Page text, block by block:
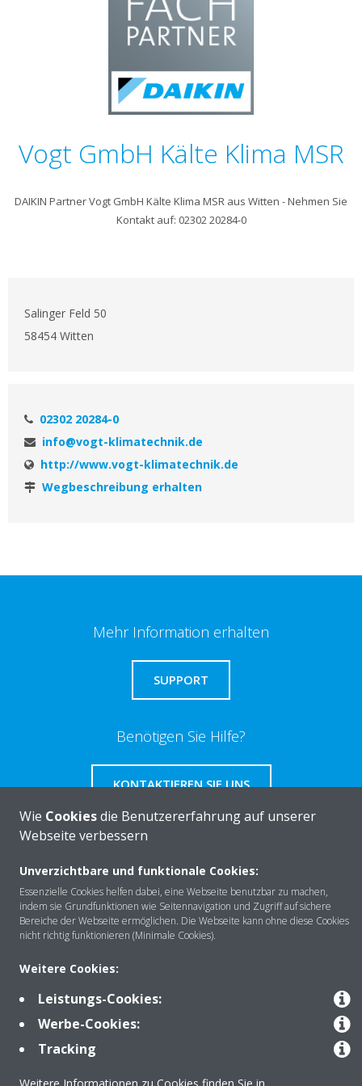
Vogt GmbH Kälte Klima MSR
DAIKIN Partner Vogt GmbH Kälte Klima MSR aus Witten - Nehmen Sie
Kontakt auf: 02302 20284-0
Salinger Feld 50
58454 Witten
02302 20284-0
info@vogt-klimatechnik.de
http://www.vogt-klimatechnik.de
Wegbeschreibung erhalten
Mehr Information erhalten
SUPPORT
Benötigen Sie Hilfe?
KONTAKTIEREN SIE UNS
Über DAIKIN
Anwendungsbereiche
Kontakt
Wie Cookiesdie Benutzererfahrung auf unserer
Webseite verbessern
Unverzichtbare und funktionale Cookies:
Essenzielle Cookies helfen dabei, eine Webseite benutzbar zu machen,
indem sie Grundfunktionen wie Seitennavigation und Zugriff auf sichere
Bereiche der Webseite ermöglichen. Die Webseite kann ohne diese Cookies
nicht richtig funktionieren (Minimale Cookies).
Weitere Cookies:
Leistungs-Cookies:
Werbe-Cookies:
Tracking